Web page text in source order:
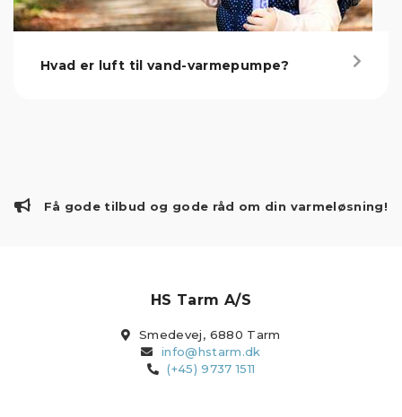
Hvad er luft til vand-varmepumpe?
Få gode tilbud og gode råd om din varmeløsning!
HS Tarm A/S
Smedevej, 6880 Tarm
info@hstarm.dk
(+45) 9737 1511